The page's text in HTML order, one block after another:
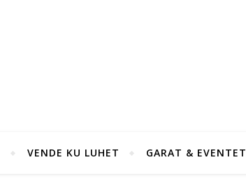
VENDE KU LUHET GARAT & EVENTET